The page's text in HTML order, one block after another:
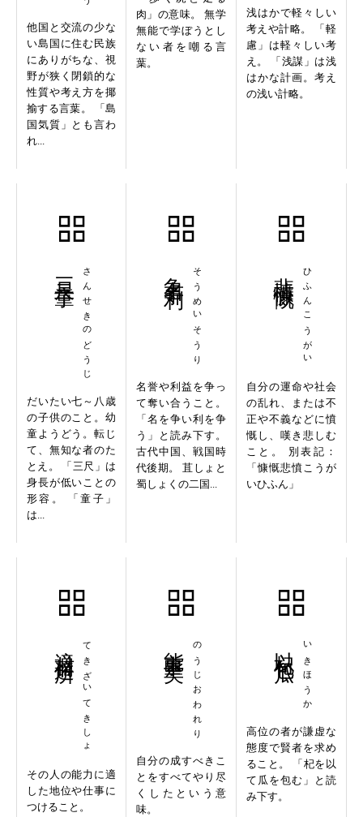
他国と交流の少な
い島国に住む民族
にありがちな、視
野が狭く閉鎖的な
性質や考え方を揶
揄する言葉。 「島
国気質」とも言わ
れ...
肉」の意味。 無学
無能で学ぼうとし
ない者を嘲る言
葉。
浅はかで軽々しい
考えや計略。 「軽
慮」は軽々しい考
え。 「浅謀」は浅
はかな計画。考え
の浅い計略。
さんせきのどうじ
だいたい七～八歳
の子供のこと。幼
童ようどう。転じ
て、無知な者のた
とえ。 「三尺」は
身長が低いことの
形容。 「童子」
は...
そうめいそうり
名誉や利益を争っ
て奪い合うこと。
「名を争い利を争
う」と読み下す。
古代中国、戦国時
代後期。 苴しょと
蜀しょくの二国...
ひふんこうがい
自分の運命や社会
の乱れ、または不
正や不義などに憤
慨し、嘆き悲しむ
こと。 別表記：
「慷慨悲憤こうが
いひふん」
てきざいてきしょ
その人の能力に適
した地位や仕事に
つけること。
のうじおわれり
自分の成すべきこ
とをすべてやり尽
くしたという意
味。
いきほうか
高位の者が謙虚な
態度で賢者を求め
ること。 「杞を以
て瓜を包む」と読
み下す。